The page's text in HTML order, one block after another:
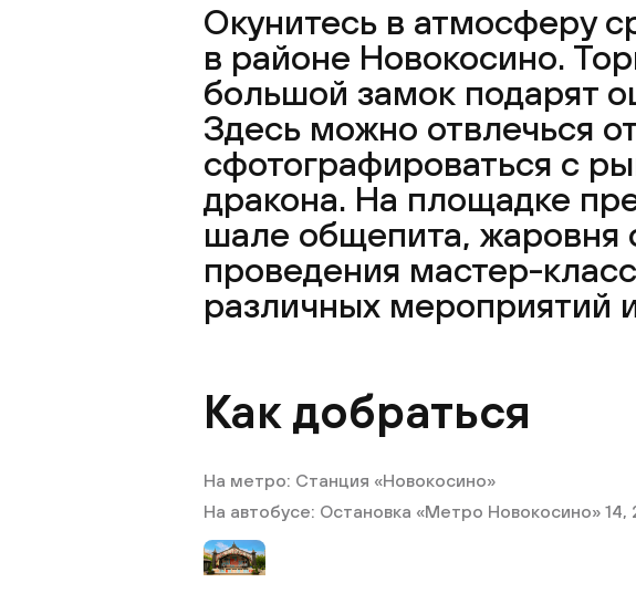
Окунитесь в атмосферу
в районе Новокосино.
большой замок подарят
Здесь можно отвлечься
сфотографироваться с
дракона. На площадке
шале общепита, жаровня
проведения мастер-
различных мероприятий
Как добраться
На метро: Станция «Новокосино»
На автобусе: Остановка «Метро Новокосино» 14,